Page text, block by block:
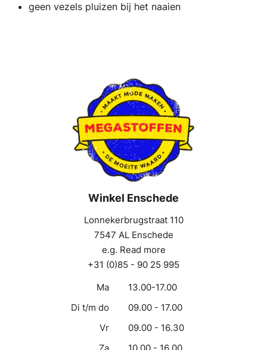
geen vezels pluizen bij het naaien
Winkel Enschede
Lonnekerbrugstraat 110
7547 AL Enschede
e.g. Read more
+31 (0)85 - 90 25 995
Ma
13.00-17.00
Di t/m do
09.00 - 17.00
Vr
09.00 - 16.30